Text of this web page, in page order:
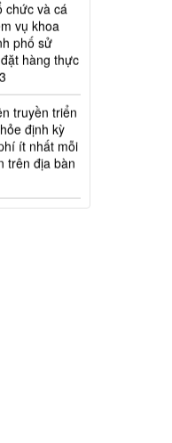
phố sử
hàng thực
truyền triển
định kỳ
ít nhất mỗi
địa bàn
nhất,